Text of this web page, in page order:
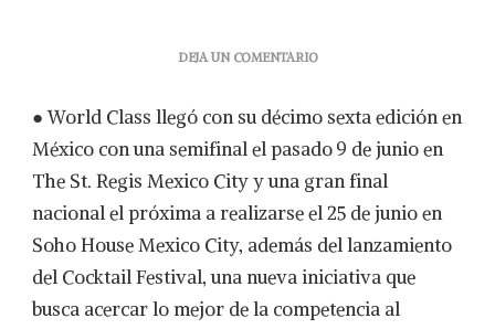
DEJA UN COMENTARIOEN
REGRESA
A
MÉXICO
CON
SU
DÉCIMA
SEXTA
ENALTECER
LA
● World Class llegó con su décimo sexta edición en
México con una semifinal el pasado 9 de junio en
The St. Regis Mexico City y una gran final
nacional el próxima a realizarse el 25 de junio en
Soho House Mexico City, además del lanzamiento
del Cocktail Festival, una nueva iniciativa que
busca acercar lo mejor de la competencia al